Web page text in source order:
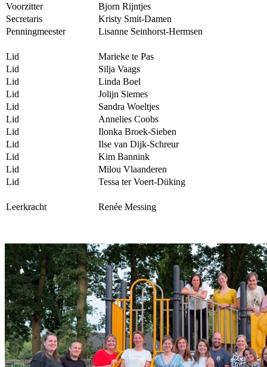
Voorzitter
Bjorn Rijntjes
Secretaris
Kristy Smit-Damen
Penningmeester
Lisanne Seinhorst-Hermsen
Lid
Marieke te Pas
Lid
Silja Vaags
Lid
Linda Boel
Lid
Jolijn Siemes
Lid
Sandra Woeltjes
Lid
Annelies Coobs
Lid
Ilonka Broek-Sieben
Lid
Ilse van Dijk-Schreur
Lid
Kim Bannink
Lid
Milou Vlaanderen
Lid
Tessa ter Voert-Düking
Leerkracht Renée Messing